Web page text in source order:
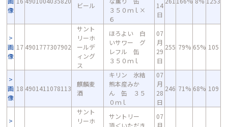
像
ビール
３５０ｍｌ×
６
14
日
画
像
17 4901777307902
サント
リーホ
ールデ
ィング
ス
ほろよい 白
いサワー グ
レフル 缶
３５０ｍｌ
07
月
29
日
255 79% 65% 105
画
像
18 4901411078113
麒麟麦
酒
キリン 氷結
熊本産みか
ん 缶 ３５
０ｍｌ
07
月
28
日
246 71% 68% 109
サント
リーホ
サントリー
頂＜いただき
07
月